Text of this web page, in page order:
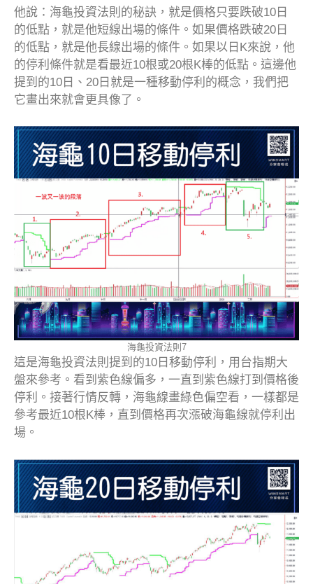
他說：海龜投資法則的秘訣，就是價格只要跌破10日
的低點，就是他短線出場的條件。如果價格跌破20日
的低點，就是他長線出場的條件。如果以日K來說，他
的停利條件就是看最近10根或20根K棒的低點。這邊他
提到的10日、20日就是一種移動停利的概念，我們把
它畫出來就會更具像了。
海龜投資法則7
這是海龜投資法則提到的10日移動停利，用台指期大
盤來參考。看到紫色線偏多，一直到紫色線打到價格後
停利。接著行情反轉，海龜線畫綠色偏空看，一樣都是
參考最近10根K棒，直到價格再次漲破海龜線就停利出
場。